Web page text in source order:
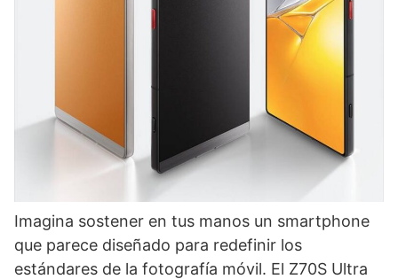
Imagina sostener en tus manos un smartphone
que parece diseñado para redefinir los
estándares de la fotografía móvil. El Z70S Ultra